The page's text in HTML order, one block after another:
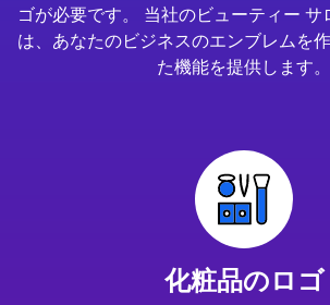
ゴが必要です。 当社のビューティー サ
は、あなたのビジネスのエンブレムを
た機能を提供します。
化粧品のロゴ